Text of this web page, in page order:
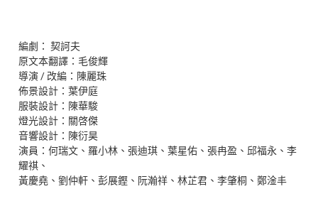
編劇： 契訶夫
原文本翻譯：毛俊輝
導演 / 改編：陳麗珠
佈景設計：葉伊庭
服裝設計：陳華駿
燈光設計：關啓傑
音響設計：陳衍昊
演員：何瑞文、羅小林、張迪琪、葉星佑、張冉盈、邱福永、李
耀祺、
黃慶堯、劉仲軒、彭展鏗、阮瀚祥、林芷君、李肇桐、鄭淦丰